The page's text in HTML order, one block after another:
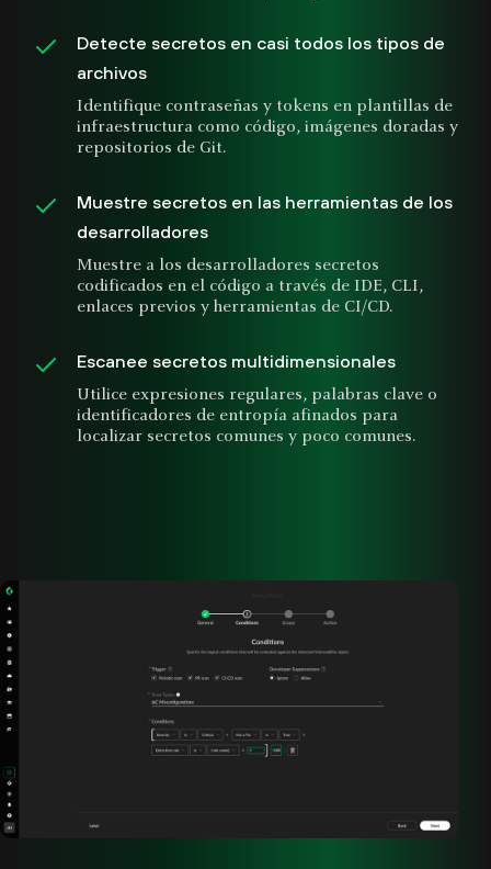
Detecte secretos en casi todos los tipos de
archivos
Identifique contraseñas y tokens en plantillas de
infraestructura como código, imágenes doradas y
repositorios de Git.
Muestre secretos en las herramientas de los
desarrolladores
Muestre a los desarrolladores secretos
codificados en el código a través de IDE, CLI,
enlaces previos y herramientas de CI/CD.
Escanee secretos multidimensionales
Utilice expresiones regulares, palabras clave o
identificadores de entropía afinados para
localizar secretos comunes y poco comunes.